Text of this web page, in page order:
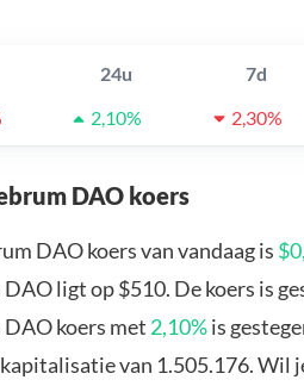
24u 7d
2,10% 2,30%
DAO koers
DAO koers van vandaag is
ligt op $510. De koers is
koers met 2,10%is
van 1.505.176. Wil